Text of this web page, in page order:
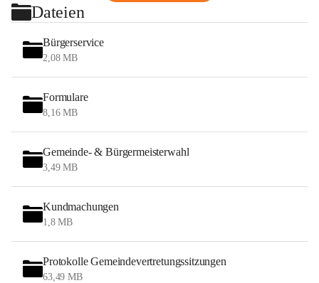
Dateien
Bürgerservice
2,08 MB
Formulare
8,16 MB
Gemeinde- & Bürgermeisterwahl
3,49 MB
Kundmachungen
1,8 MB
Protokolle Gemeindevertretungssitzungen
63,49 MB